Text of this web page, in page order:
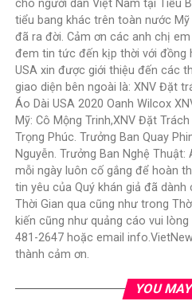
cho người dân Việt Nam tại Tiểu
tiểu bang khác trên toàn nước Mỹ
đã ra đời. Cảm ơn các anh chị
đem tin tức đến kịp thời với đồng
USA xin được giới thiệu đến các
giao diện bên ngoài là: XNV Đặt
Áo Dài USA 2020 Oanh Wilcox
Mỹ: Cô Mộng Trinh,XNV Đặt
Trọng Phúc. Trưởng Ban Quay
Nguyễn. Trưởng Ban Nghệ Thuật:
mỗi ngày luôn cố gắng để hoàn
tin yêu của Quý khán giả đã dành
Thời Gian qua cũng như trong
kiến cũng như quảng cáo vui
481-2647 hoặc email
thành cảm ơn.
YOU